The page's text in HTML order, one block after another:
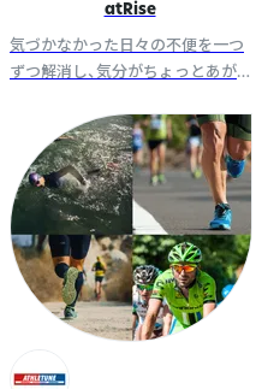
atRise
気づかなかった日々の不便を一つ
ずつ解消し、気分がちょっとあが
るような、期待を超える暮らしを
あなたにお届けします。